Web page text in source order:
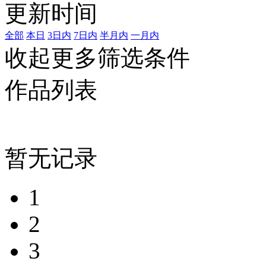
更新时间
全部 本日 3日内 7日内 半月内 一月内
收起更多筛选条件
作品列表
暂无记录
1
2
3